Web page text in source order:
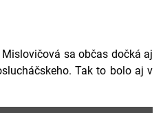
sa občas dočká aj
Tak to bolo aj v